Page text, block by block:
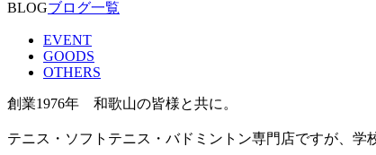
BLOGブログ一覧
EVENT
GOODS
OTHERS
創業1976年 和歌山の皆様と共に。
テニス・ソフトテニス・バドミントン専門店ですが、